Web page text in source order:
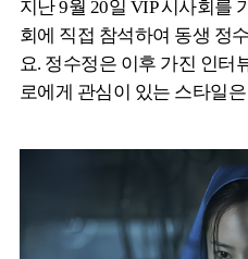
지난 9월 20일 VIP 시사회를
회에 직접 참석하여 동생 정
요. 정수정은 이후 가진 인터
로에게 관심이 있는 스타일